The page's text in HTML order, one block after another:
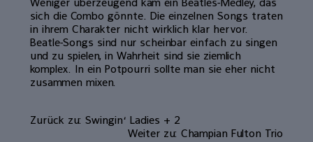
sich die Combo gönnte. Die einzelnen Songs traten
in ihrem Charakter nicht wirklich klar hervor.
Beatle-Songs sind nur scheinbar einfach zu singen
und zu spielen, in Wahrheit sind sie ziemlich
komplex. In ein Potpourri sollte man sie eher nicht
zusammen mixen.
Zurück zu: Swingin‘ Ladies + 2
Weiter zu: Champian Fulton Trio